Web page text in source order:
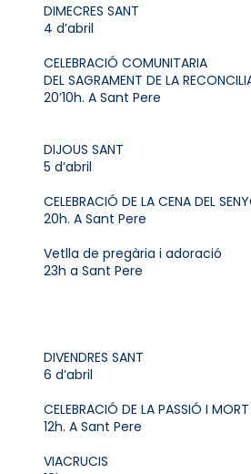
DIMECRES SANT
4 d’abril
CELEBRACIÓ COMUNITARIA
DEL SAGRAMENT DE LA
20’10h. A Sant Pere
DIJOUS SANT
5 d’abril
CELEBRACIÓ DE LA CENA DEL
20h. A Sant Pere
Vetlla de pregària i adoració
23h a Sant Pere
DIVENDRES SANT
6 d’abril
CELEBRACIÓ DE LA PASSIÓ I
12h. A Sant Pere
VIACRUCIS